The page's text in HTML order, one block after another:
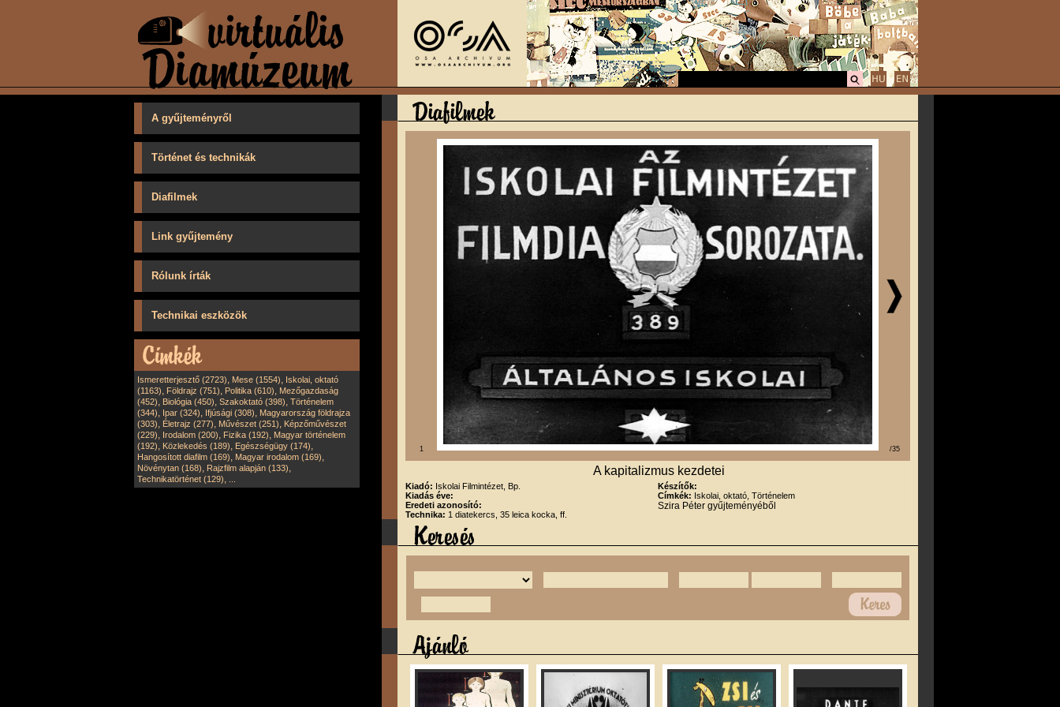
A gyűjteményről
Történet és technikák
Diafilmek
Link gyűjtemény
Rólunk írták
Technikai eszközök
Ismeretterjesztő (2723), Mese (1554), Iskolai, oktató
(1163), Földrajz (751), Politika (610), Mezőgazdaság
(452), Biológia (450), Szakoktató (398), Történelem
(344), Ipar (324), Ifjúsági (308), Magyarország földrajza
(303), Életrajz (277), Művészet (251), Képzőművészet
(229), Irodalom (200), Fizika (192), Magyar történelem
(192), Közlekedés (189), Egészségügy (174),
Hangosított diafilm (169), Magyar irodalom (169),
Növénytan (168), Rajzfilm alapján (133),
Technikatörténet (129),
1 /35
A kapitalizmus kezdetei
Kiadó: Iskolai Filmintézet, Bp.
Kiadás éve:
Eredeti azonosító:
Technika: 1 diatekercs, 35 leica kocka, ff.
Készítők:
Címkék: Iskolai, oktató, Történelem
Szira Péter gyűjteményéből